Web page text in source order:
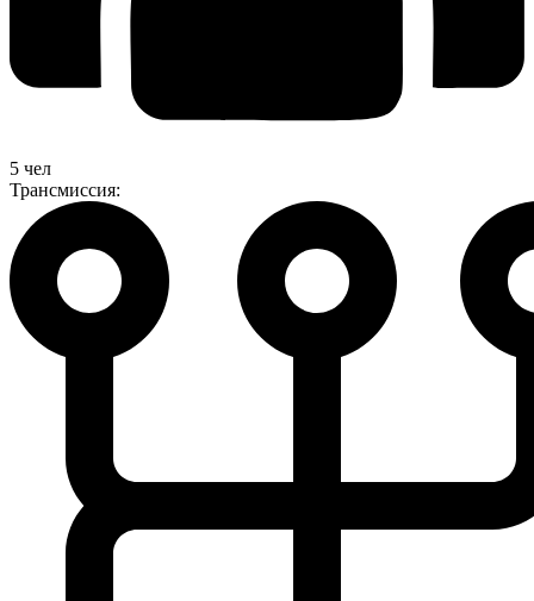
5 чел
Трансмиссия: